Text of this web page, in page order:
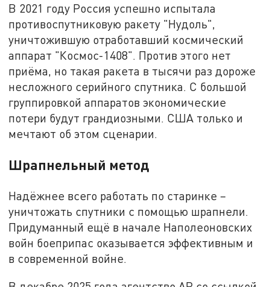
В 2021 году Россия успешно испытала
противоспутниковую ракету "Нудоль",
уничтожившую отработавший космический
аппарат "Космос-1408". Против этого нет
приёма, но такая ракета в тысячи раз дороже
несложного серийного спутника. С большой
группировкой аппаратов экономические
потери будут грандиозными. США только и
мечтают об этом сценарии.
Шрапнельный метод
Надёжнее всего работать по старинке –
уничтожать спутники с помощью шрапнели.
Придуманный ещё в начале Наполеоновских
войн боеприпас оказывается эффективным и
в современной войне.